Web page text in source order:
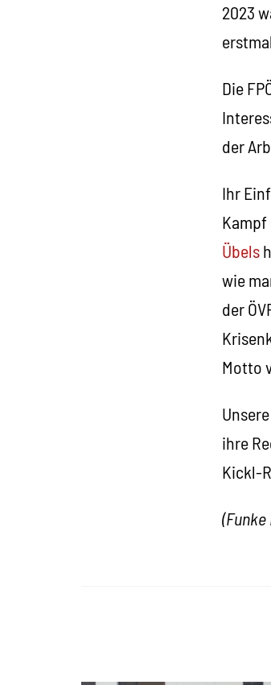
2023
Die
der
Ihr
Kampf
Übels
wie
der
Motto
ihre
Kickl-
(Funke